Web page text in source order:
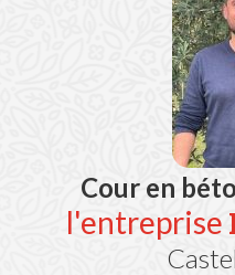
Cour en
l'entreprise